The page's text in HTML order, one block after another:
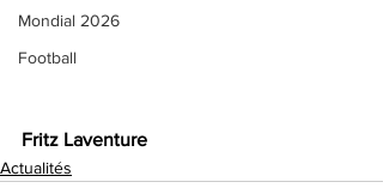
Mondial 2026
Football
Fritz Laventure
Actualités